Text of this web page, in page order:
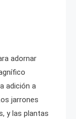
adornar
adición a
jarrones
y las plantas